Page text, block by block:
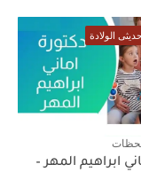
الولادة
ابراهيم المهر –